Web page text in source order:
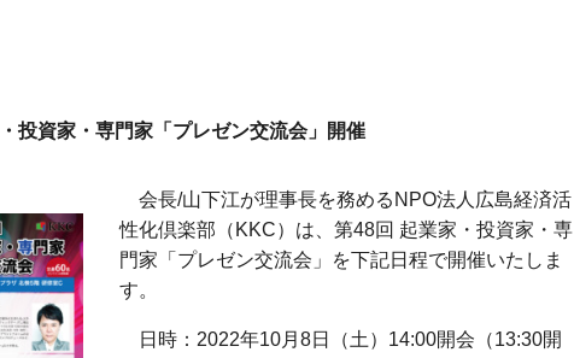
投資家・専門家「プレゼン交流会」開催
会長/山下江が理事長を務めるNPO法人広島経済活
性化倶楽部（KKC）は、第48回 起業家・投資家・専
門家「プレゼン交流会」を下記日程で開催いたしま
す。
日時：2022年10月8日（土）14:00開会（13:30開